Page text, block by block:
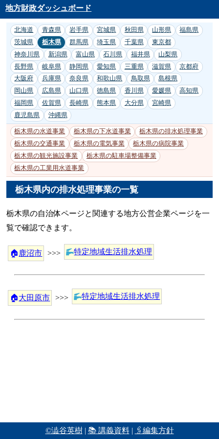
地方財政ダッシュボード
©澁谷英樹| 📚 講義資料| 🖇編集方針
北海道 青森県 岩手県 宮城県 秋田県 山形県
福島県
茨城県
栃木県 群馬県 埼玉県 千葉県
東京都
神奈川県
新潟県 富山県 石川県 福井県
山梨県
長野県
岐阜県 静岡県 愛知県 三重県 滋賀県
京都府
大阪府
兵庫県 奈良県 和歌山県 鳥取県
島根県
岡山県
広島県 山口県 徳島県 香川県 愛媛県
高知県
福岡県
佐賀県 長崎県 熊本県 大分県
宮崎県
鹿児島県
沖縄県
栃木県の水道事業 栃木県の下水道事業
栃木県の排水処理事業
栃木県の交通事業
栃木県の電気事業
栃木県の病院事業
栃木県の観光施設事業
栃木県の駐車場整備事業
栃木県の工業用水道事業
栃木県内の排水処理事業の一覧
栃木県の自治体ページと関連する地方公営企業ページを一
覧で確認できます。
🏠 鹿沼市 >>> 特定地域生活排水処理
🏠大田原市 >>> 特定地域生活排水処理